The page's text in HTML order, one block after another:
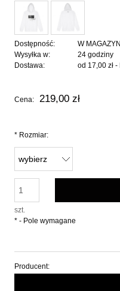
Dostępność:
W
Wysyłka w:
24 godziny
Dostawa:
od 17,00 zł -
Cena nie zawiera
Cena: 219,00 zł
* Rozmiar:
szt.
* - Pole wymagane
Producent: